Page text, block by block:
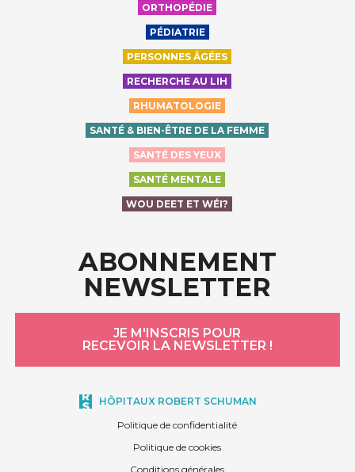
ORTHOPÉDIE
PÉDIATRIE
PERSONNES ÂGÉES
RECHERCHE AU LIH
RHUMATOLOGIE
SANTÉ & BIEN-ÊTRE DE LA FEMME
SANTÉ DES YEUX
SANTÉ MENTALE
WOU DEET ET WÉI?
ABONNEMENT
NEWSLETTER
JE M'INSCRIS POUR
RECEVOIR LA NEWSLETTER !
HÔPITAUX ROBERT SCHUMAN
Politique de confidentialité
Politique de cookies
Conditions générales